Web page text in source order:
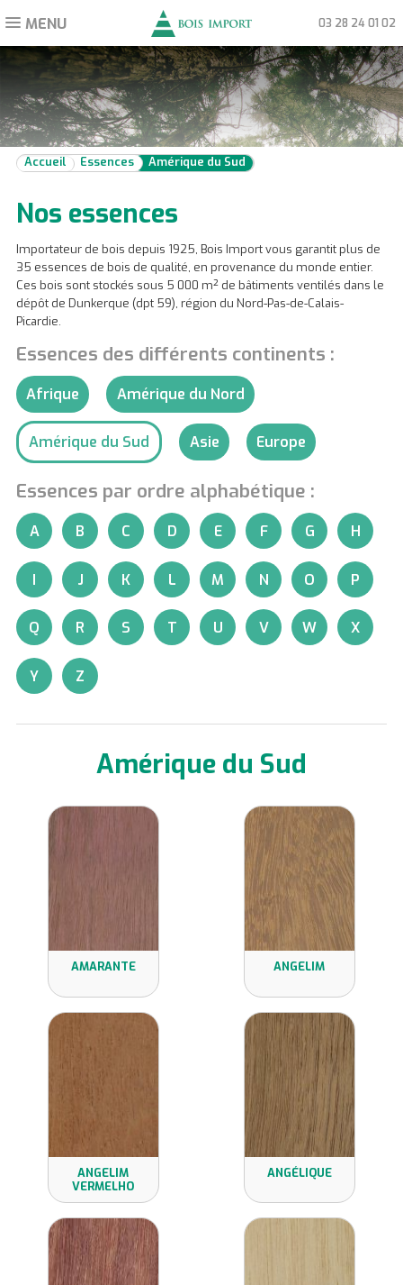
Toggle
MENU 03 28 24 01 02
Accueil Essences Amérique du Sud
Nos essences
Importateur de bois depuis 1925, Bois Import vous garantit plus de
35 essences de bois de qualité, en provenance du monde entier.
Ces bois sont stockés sous 5 000 m² de bâtiments ventilés dans le
dépôt de Dunkerque (dpt 59), région du Nord-Pas-de-Calais-
Picardie.
Essences des différents continents :
Afrique Amérique du Nord
Amérique du Sud Asie Europe
Essences par ordre alphabétique :
A B C D E F G H
I J K L M N O P
Q R S T U V W X
Y Z
Amérique du Sud
AMARANTE ANGELIM
ANGELIM
VERMELHO
ANGÉLIQUE